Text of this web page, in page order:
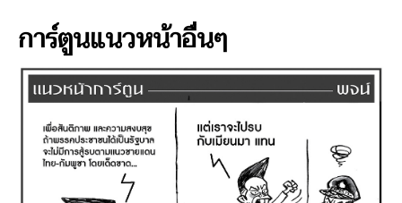
การ์ตูนแนวหน้าอื่นๆ